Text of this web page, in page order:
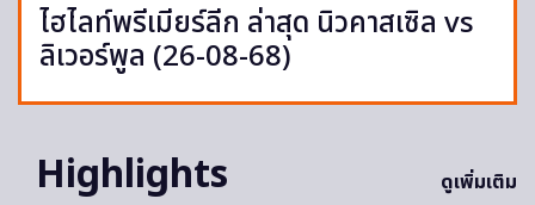
ไฮไลท์พรีเมียร์ลีก ล่าสุด นิวคาสเซิล vs
ลิเวอร์พูล (26-08-68)
Highlights ดูเพิ่มเติม